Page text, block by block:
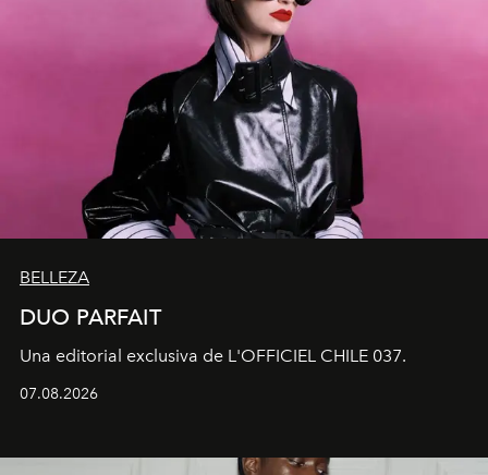
BELLEZA
DUO PARFAIT
Una editorial exclusiva de L'OFFICIEL CHILE 037.
07.08.2026